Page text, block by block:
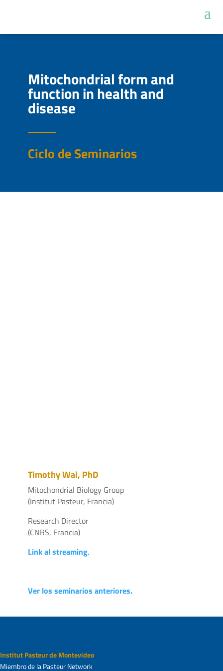
Mitochondrial form and
function in health and
disease
Ciclo de Seminarios
Timothy Wai, PhD
Mitochondrial Biology Group
(Institut Pasteur, Francia)
Research Director
(CNRS, Francia)
Link al streaming.
Ver los seminarios anteriores.
Institut Pasteur de Montevideo
Miembro de la Pasteur Network